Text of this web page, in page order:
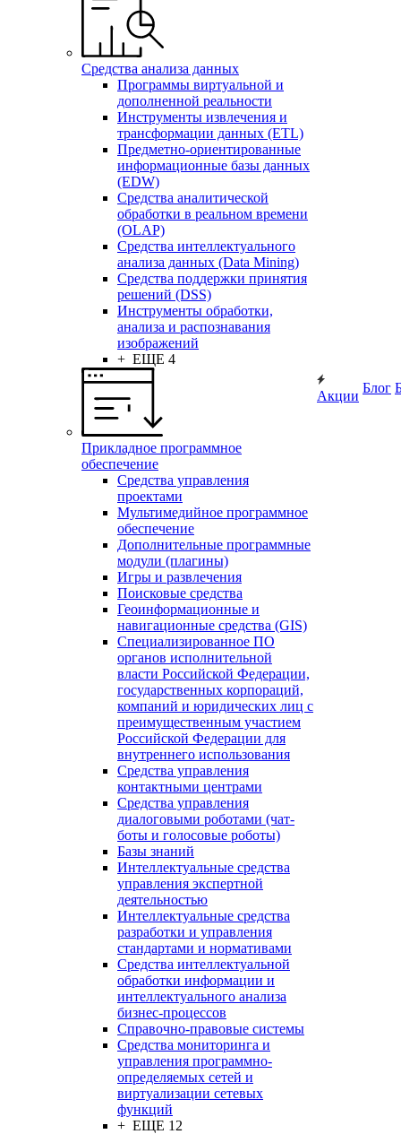
Средства анализа данных
Программы виртуальной и
дополненной реальности
Инструменты извлечения и
трансформации данных (ETL)
Предметно-ориентированные
информационные базы данных
(EDW)
Средства аналитической
обработки в реальном времени
(OLAP)
Средства интеллектуального
анализа данных (Data Mining)
Средства поддержки принятия
решений (DSS)
Инструменты обработки,
анализа и распознавания
изображений
+ ЕЩЕ 4
Прикладное программное
обеспечение
Средства управления
проектами
Мультимедийное программное
обеспечение
Дополнительные программные
модули (плагины)
Игры и развлечения
Поисковые средства
Геоинформационные и
навигационные средства (GIS)
Специализированное ПО
органов исполнительной
власти Российской Федерации,
государственных корпораций,
компаний и юридических лиц с
преимущественным участием
Российской Федерации для
внутреннего использования
Средства управления
контактными центрами
Средства управления
диалоговыми роботами (чат-
боты и голосовые роботы)
Базы знаний
Интеллектуальные средства
управления экспертной
деятельностью
Интеллектуальные средства
разработки и управления
стандартами и нормативами
Средства интеллектуальной
обработки информации и
интеллектуального анализа
бизнес-процессов
Справочно-правовые системы
Средства мониторинга и
управления программно-
определяемых сетей и
виртуализации сетевых
функций
+ ЕЩЕ 12
Акции
Блог